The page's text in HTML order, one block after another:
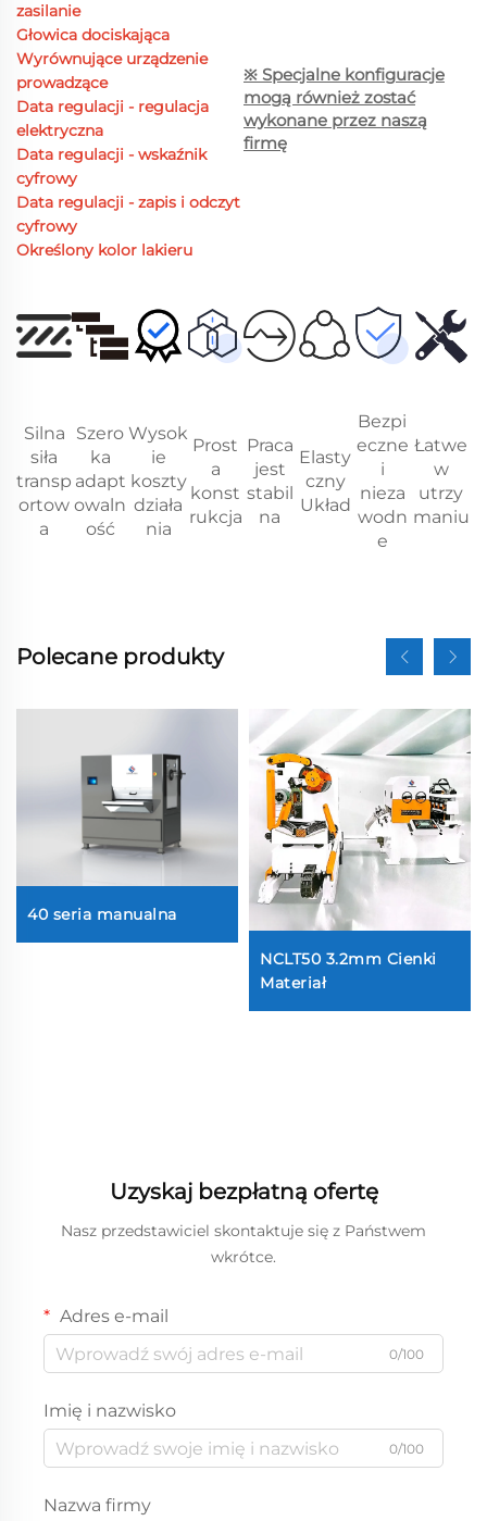
zasilanie
Głowica dociskająca
Wyrównujące urządzenie
prowadzące
Data regulacji - regulacja
elektryczna
Data regulacji - wskaźnik
cyfrowy
Data regulacji - zapis i odczyt
cyfrowy
Określony kolor lakieru
※ Specjalne konfiguracje
mogą również zostać
wykonane przez naszą
firmę
Silna
siła
transp
ortow
a
Szero
ka
adapt
owaln
ość
Wysok
ie
koszty
działa
nia
Prost
a
konst
rukcja
Praca
jest
stabil
na
Elasty
czny
Układ
Bezpi
eczne
i
nieza
wodn
e
Łatwe
w
utrzy
maniu
Polecane produkty
40 seria manualna
NCLT50 3.2mm Cienki
Materiał
Uzyskaj bezpłatną ofertę
Nasz przedstawiciel skontaktuje się z Państwem
wkrótce.
Adres e-mail
0/100
Imię i nazwisko
0/100
Nazwa firmy